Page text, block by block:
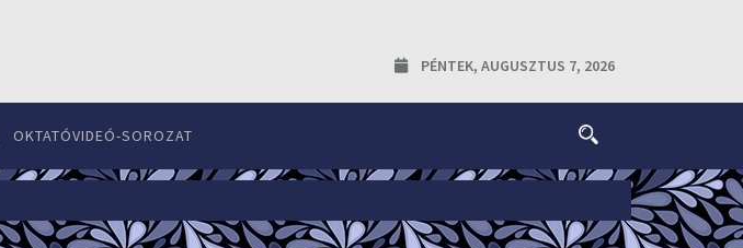
PÉNTEK, AUGUSZTUS 7, 2026
OKTATÓVIDEÓ-SOROZAT